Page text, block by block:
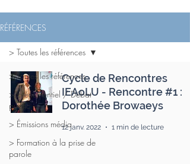
RÉFÉRENCES
> Toutes les références
> Événementiel / Débat
public
> Émissions média
> Formation à la prise de
parole
> Toutes les références
Cycle de Rencontres
IEAoLU - Rencontre #1 :
Dorothée Browaeys
12 janv. 2022 1 min de lecture